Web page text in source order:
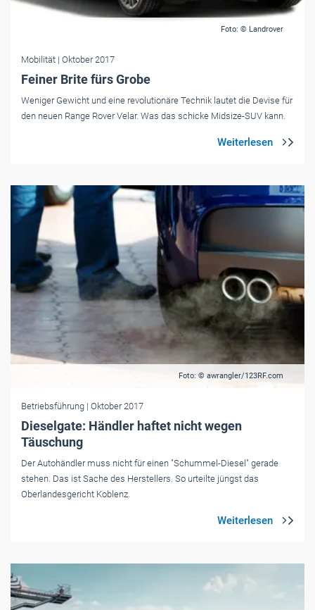
Foto: © Landrover
Mobilität | Oktober 2017
Feiner Brite fürs Grobe
Weniger Gewicht und eine revolutionäre Technik lautet die Devise für
den neuen Range Rover Velar. Was das schicke Midsize-SUV kann.
Foto: © awrangler/123RF.com
Betriebsführung | Oktober 2017
Dieselgate: Händler haftet nicht wegen
Täuschung
Der Autohändler muss nicht für einen "Schummel-Diesel" gerade
stehen. Das ist Sache des Herstellers. So urteilte jüngst das
Oberlandesgericht Koblenz.